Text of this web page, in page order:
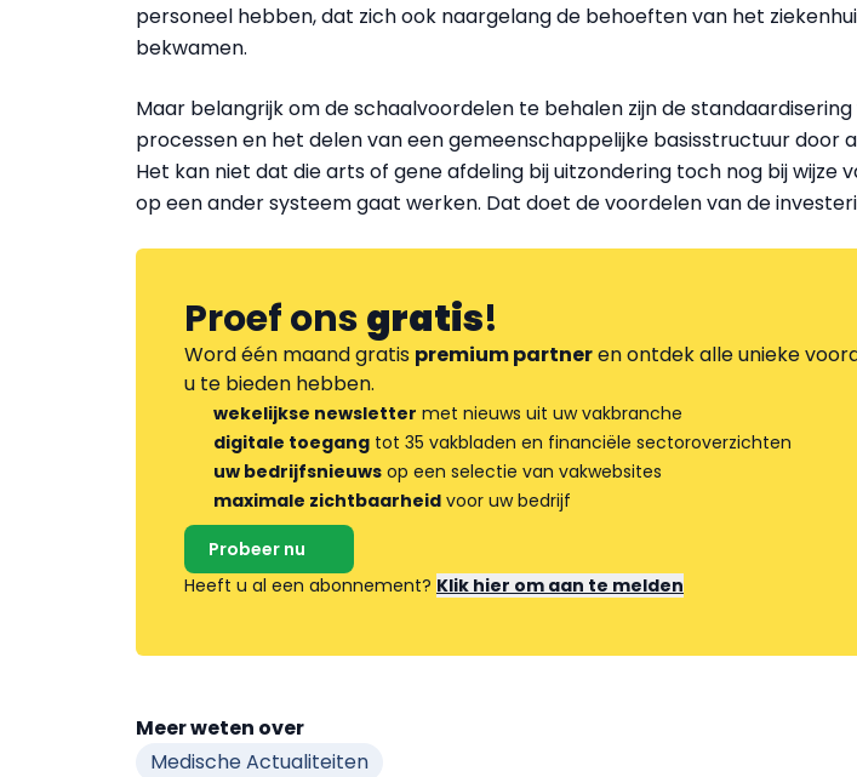
personeel hebben, dat zich ook naargelang de behoeften van het
bekwamen.
Maar belangrijk om de schaalvoordelen te behalen zijn de standaardisering
processen en het delen van een gemeenschappelijke basisstructuur door
Het kan niet dat die arts of gene afdeling bij uitzondering toch nog bij wijze
op een ander systeem gaat werken. Dat doet de voordelen van de
Proef onsgratis!
Word één maand gratis premium partneren ontdek alle unieke
u te bieden hebben.
wekelijkse newsletter met nieuws uit uw vakbranche
digitale toegang tot 35 vakbladen en financiële sectoroverzichten
uw bedrijfsnieuws op een selectie van vakwebsites
maximale zichtbaarheid voor uw bedrijf
Probeer nu
Heeft u al een abonnement? Klik hier om aan te melden
Meer weten over
Medische Actualiteiten